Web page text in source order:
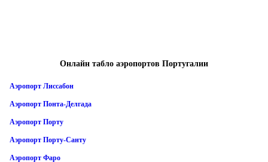
Онлайн табло аэропортов Португалии
Аэропорт Лиссабон
Аэропорт Понта-Делгада
Аэропорт Порту
Аэропорт Порту-Санту
Аэропорт Фаро